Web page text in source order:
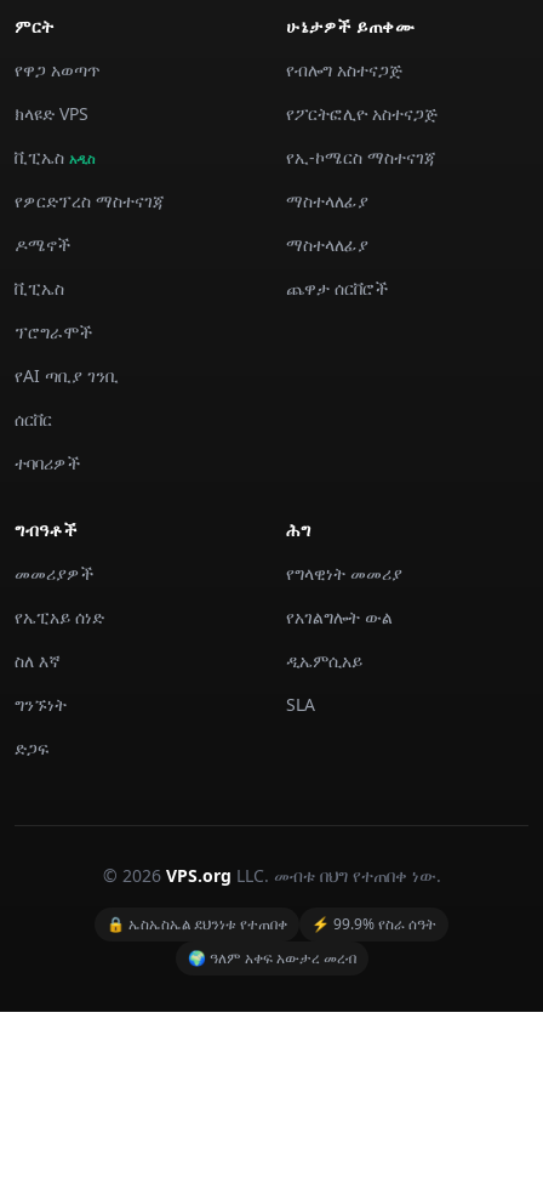
ምርት
የዋጋ አወጣጥ
ክላዩድ VPS
ቪፒኤስ አዲስ
የዎርድፕረስ ማስተናገጃ
ዶሜኖች
ቪፒኤስ
ፕሮግራሞች
የAI ጣቢያ ገንቢ
ሰርቨር
ተባባሪዎች
ሁኔታዎች ይጠቀሙ
የብሎግ አስተናጋጅ
የፖርትፎሊዮ አስተናጋጅ
የኢ-ኮሜርስ ማስተናገጃ
ማስተላለፊያ
ማስተላለፊያ
ጨዋታ ሰርቨሮች
ግብዓቶች
መመሪያዎች
የኤፒአይ ሰነድ
ስለ እኛ
ግንኙነት
ድጋፍ
ሕግ
የግላዊነት መመሪያ
የአገልግሎት ውል
ዲኤምሲአይ
SLA
© 2026 VPS.org LLC. መብቱ በህግ የተጠበቀ ነው.
🔒 ኤስኤስኤል ደህንነቱ የተጠበቀ
⚡ 99.9% የስራ ሰዓት
🌍 ዓለም አቀፍ አውታረ መረብ